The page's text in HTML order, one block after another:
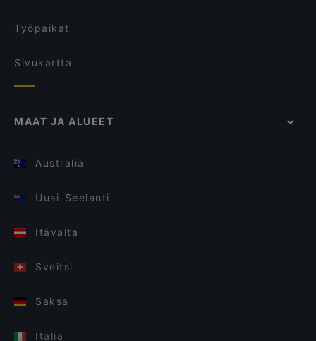
Työpaikat
Sivukartta
MAAT JA ALUEET
Australia
Uusi-Seelanti
Itävalta
Sveitsi
Saksa
Italia